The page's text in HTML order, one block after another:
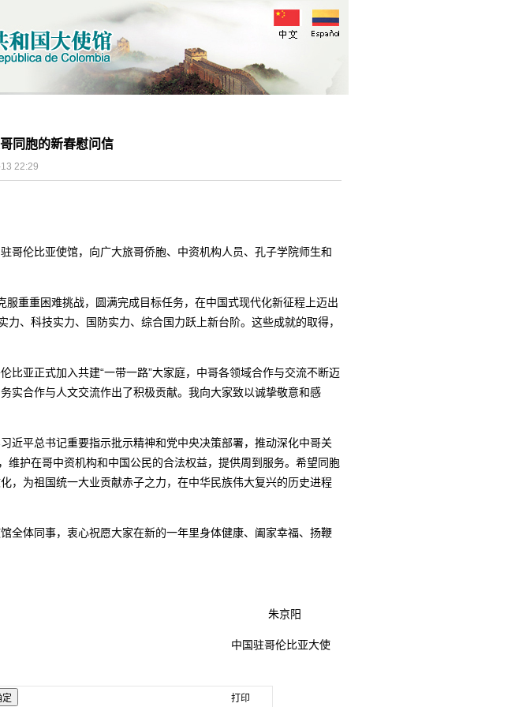
同胞的新春慰问信
22:29
哥伦比亚使馆，向广大旅哥侨胞、中资机构人员、孔子学院师生和
重重困难挑战，圆满完成目标任务，在中国式现代化新征程上迈出
、科技实力、国防实力、综合国力跃上新台阶。这些成就的取得，
亚正式加入共建“一带一路”大家庭，中哥各领域合作与交流不断迈
实合作与人文交流作出了积极贡献。我向大家致以诚挚敬意和感
近平总书记重要指示批示精神和党中央决策部署，推动深化中哥关
维护在哥中资机构和中国公民的合法权益，提供周到服务。希望同胞
，为祖国统一大业贡献赤子之力，在中华民族伟大复兴的历史进程
全体同事，衷心祝愿大家在新的一年里身体健康、阖家幸福、扬鞭
朱京阳
中国驻哥伦比亚大使
打印